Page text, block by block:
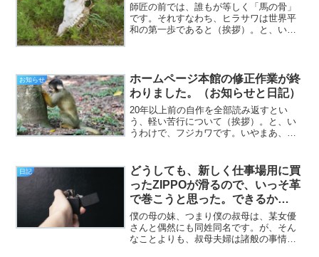
師匠の前では、誰もが等しく「馬の骨」
です。それすなわち、ヒラサワは世界平
和の第一歩であると（挨拶）。と、いう
祖みたいな人が出てきた」...
お知らせ
ホームページ本館の修正作業が終
わりました。（お知らせと日記）
20年以上前の自作を全部読み返すとい
う、軽い苦行について（挨拶）。と、い
うわけで、フジカワです。いやまあ、自
も、何か妙に新鮮でした。そんな複雑な
夜のひととき、皆様いかが...
日記
どうしても、新しく仕事場用に買
ったZIPPOが滑るので、いっそ革
で巻こうと思った。できるか
な？ 他。（日記）
僕の母の妹、つまり僕の叔母は、某女優
さんと偶然にも同姓同名です。が、そん
なことよりも、叔母夫婦は諸般の事情で